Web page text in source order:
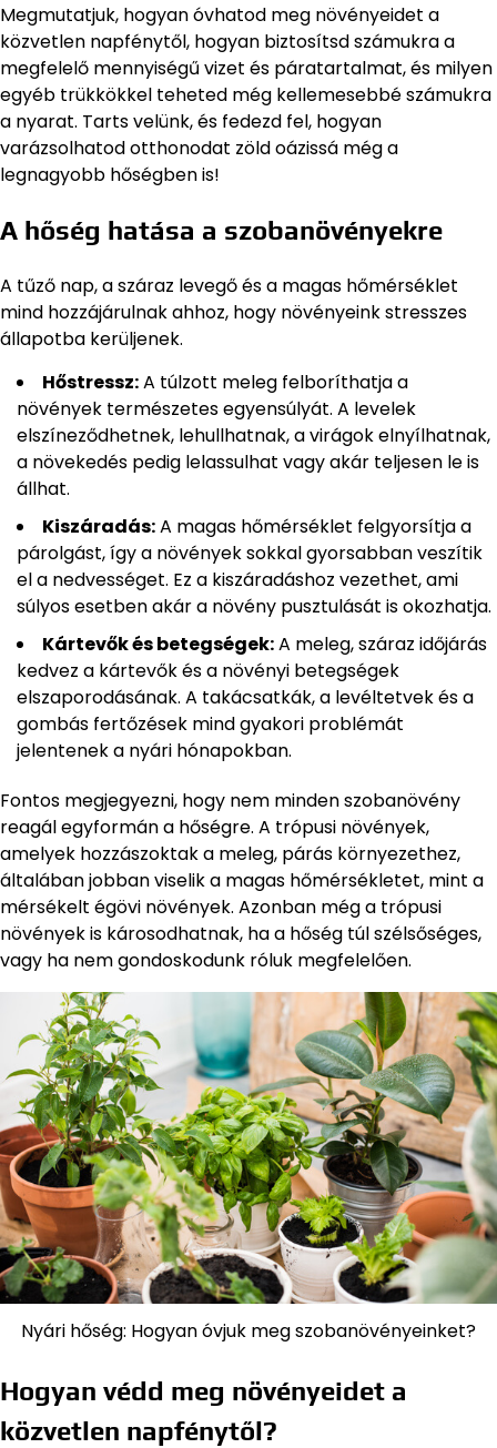
Megmutatjuk, hogyan óvhatod meg növényeidet a
közvetlen napfénytől, hogyan biztosítsd számukra a
megfelelő mennyiségű vizet és páratartalmat, és milyen
egyéb trükkökkel teheted még kellemesebbé számukra
a nyarat. Tarts velünk, és fedezd fel, hogyan
varázsolhatod otthonodat zöld oázissá még a
legnagyobb hőségben is!
A hőség hatása a szobanövényekre
A tűző nap, a száraz levegő és a magas hőmérséklet
mind hozzájárulnak ahhoz, hogy növényeink stresszes
állapotba kerüljenek.
Hőstressz:A túlzott meleg felboríthatja a
növények természetes egyensúlyát. A levelek
elszíneződhetnek, lehullhatnak, a virágok elnyílhatnak,
a növekedés pedig lelassulhat vagy akár teljesen le is
állhat.
Kiszáradás:A magas hőmérséklet felgyorsítja a
párolgást, így a növények sokkal gyorsabban veszítik
el a nedvességet. Ez a kiszáradáshoz vezethet, ami
súlyos esetben akár a növény pusztulását is okozhatja.
Kártevők és betegségek:A meleg, száraz időjárás
kedvez a kártevők és a növényi betegségek
elszaporodásának. A takácsatkák, a levéltetvek és a
gombás fertőzések mind gyakori problémát
jelentenek a nyári hónapokban.
Fontos megjegyezni, hogy nem minden szobanövény
reagál egyformán a hőségre. A trópusi növények,
amelyek hozzászoktak a meleg, párás környezethez,
általában jobban viselik a magas hőmérsékletet, mint a
mérsékelt égövi növények. Azonban még a trópusi
növények is károsodhatnak, ha a hőség túl szélsőséges,
vagy ha nem gondoskodunk róluk megfelelően.
Nyári hőség: Hogyan óvjuk meg szobanövényeinket?
Hogyan védd meg növényeidet a
közvetlen napfénytől?